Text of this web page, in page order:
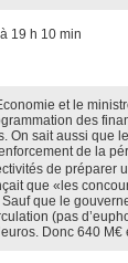
19 h 10 min
et le
des
On sait aussi que
de la
de
que «les
que le
(pas
Donc 640